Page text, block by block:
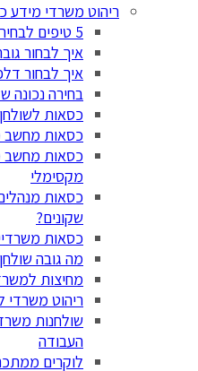
ריהוט משרדי מידע
5 טיפים לבחירת ריהוט משרדי מעוצב
איך לבחור
איך לבחור
בחירה נכונה
כסאות
כסאות מחשב
כסאות מחשב
מקסימלי
כסאות
שקונים?
כסאות
מה גובה
מחיצות
ריהוט משרדי לבית – 2021
שולחנות
העבודה
לוקרים